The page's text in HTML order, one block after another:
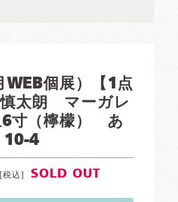
WEB個展）【1点
慎太朗 マーガレ
6寸（檸檬） あ
10-4
[税込] SOLD OUT